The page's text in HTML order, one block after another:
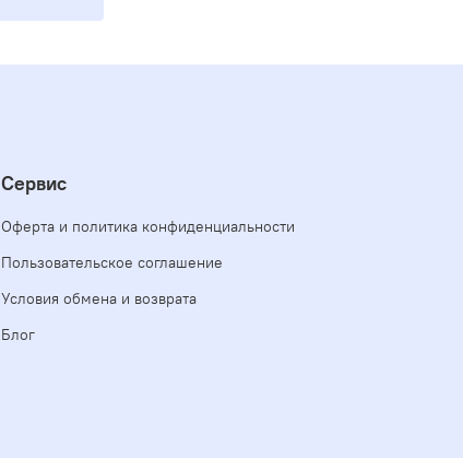
Сервис
Оферта и политика конфиденциальности
Пользовательское соглашение
Условия обмена и возврата
Блог